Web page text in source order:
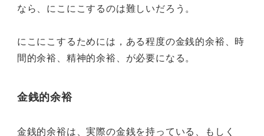
なら、にこにこするのは難しいだろう。
にこにこするためには，ある程度の金銭的余裕、時
間的余裕、精神的余裕、が必要になる。
金銭的余裕
金銭的余裕は、実際の金銭を持っている、もしく